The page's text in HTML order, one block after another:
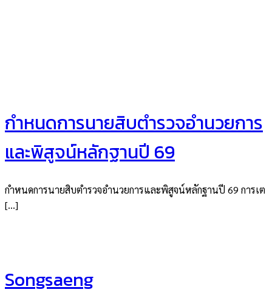
กำหนดการนายสิบตำรวจอำนวยการ
และพิสูจน์หลักฐานปี 69
กำหนดการนายสิบตำรวจอำนวยการและพิสูจน์หลักฐานปี 69 การเต
[…]
Songsaeng